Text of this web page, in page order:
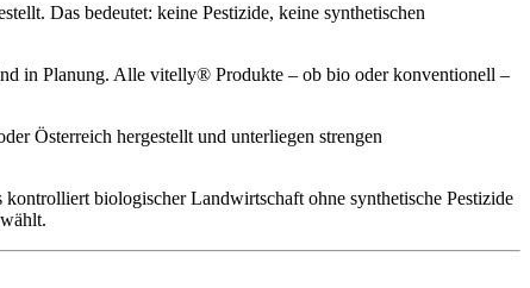
Das bedeutet: keine Pestizide, keine synthetischen
in Planung. Alle vitelly® Produkte – ob bio oder konventionell –
Österreich hergestellt und unterliegen strengen
biologischer Landwirtschaft ohne synthetische Pestizide